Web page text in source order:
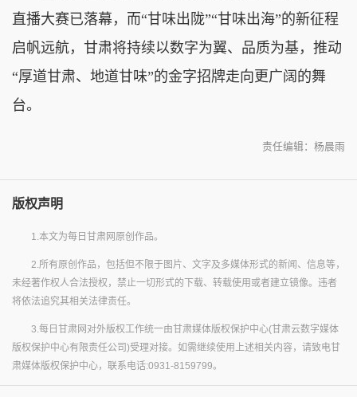
直播大赛已落幕，而“甘味出陇”“甘味出海”的新征程
启帆远航，甘肃将持续以数字为翼、品质为基，推动
“厚道甘肃、地道甘味”的金字招牌走向更广阔的舞
台。
责任编辑：杨晨雨
版权声明
1.本文为每日甘肃网原创作品。
2.所有原创作品，包括但不限于图片、文字及多媒体形式的新闻、信息等，
未经著作权人合法授权，禁止一切形式的下载、转载使用或者建立镜像。违者
将依法追究其相关法律责任。
3.每日甘肃网对外版权工作统一由甘肃媒体版权保护中心(甘肃云数字媒体
版权保护中心有限责任公司)受理对接。如需继续使用上述相关内容，请致电甘
肃媒体版权保护中心，联系电话:0931-8159799。